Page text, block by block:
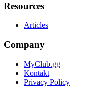
Resources
Articles
Company
MyClub.gg
Kontakt
Privacy Policy